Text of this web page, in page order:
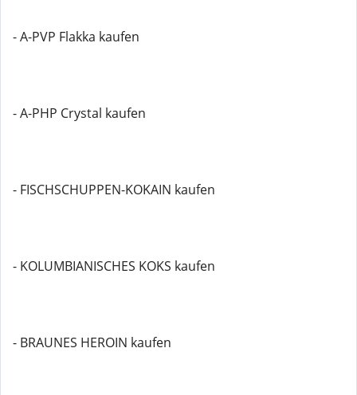
- A-PVP Flakka kaufen
- A-PHP Crystal kaufen
- FISCHSCHUPPEN-KOKAIN kaufen
- KOLUMBIANISCHES KOKS kaufen
- BRAUNES HEROIN kaufen